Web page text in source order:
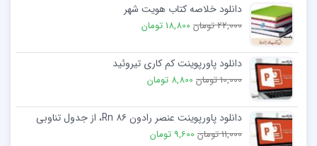
دانلود خلاصه کتاب هویت شهر
22,000 تومان 18,800 تومان
دانلود پاورپوینت کم کاری تیروئید
10,000 تومان 8,800 تومان
دانلود پاورپوینت عنصر رادون Rn ۸۶، از جدول تناوبی
11,000 تومان 9,600 تومان